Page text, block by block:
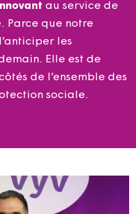
au service de
Parce que notre
les
Elle est de
de l’ensemble des
sociale.